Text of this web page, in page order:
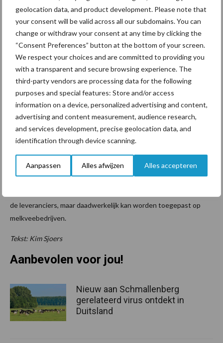
geolocation data, and product development. Please note that
your consent will be valid across all our subdomains. You can
change or withdraw your consent at any time by clicking the
“Consent Preferences” button at the bottom of your screen.
We respect your choices and are committed to providing you
with a transparent and secure browsing experience. The
third-party vendors are processing data for the following
purposes and special features: Store and/or access
information on a device, personalized advertising and content,
advertising and content measurement, audience research,
and services development, precise geolocation data, and
identification through device scanning.
Aanpassen Alles afwijzen Alles accepteren
waterleidingen. Met leidingwater kies je voor zekerheid.”
“Water is niet zo duur, dus ik zou hier niet op besparen. Het zijn
vaak kleine dingen die je kunt doen om de kwaliteit van
drinkwater te optimaliseren. Haal eens een leiding open en kijk
de juiste plek? En zijn er geen dode punten, waar het water stil
blijft staan? Uiteindelijk kunnen deze kleine aanpassingen veel
doen voor de productie en gezondheid van je koeien.”
Over BTN de Haas
BTN de Haasis een groothandel die verschillende producten
voor op agrarische bedrijven verkoopt, van machineonderdelen
en werkkleding tot staltoebehoren en afrastering. Kennis delen
de leveranciers, maar daadwerkelijk kan worden toegepast op
melkveebedrijven.
Tekst: Kim Sjoers
Aanbevolen voor jou!
Nieuw aan Schmallenberg
gerelateerd virus ontdekt in
Duitsland